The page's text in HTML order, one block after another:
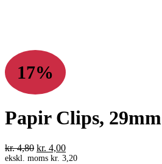
17%
Papir Clips, 29mm
kr.4,80 Den
oprindelige
kr. 4,00Den
aktuelle
ekskl. moms kr. 3,20